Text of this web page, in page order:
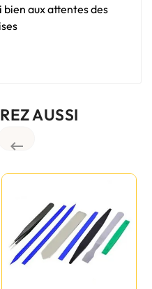
bien aux attentes des
AUSSI
